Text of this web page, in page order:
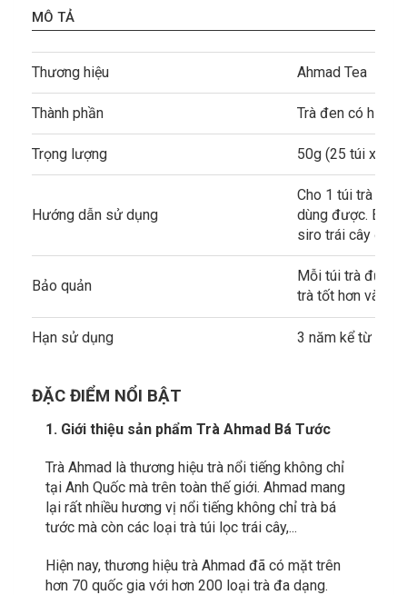
MÔ TẢ
Thương hiệu Ahmad Tea
Thành phần Trà đen có
Trọng lượng 50g (25 túi x2g)
Hướng dẫn sử dụng
Cho 1 túi trà vào
dùng được. Bạn
siro trái cây để
Bảo quản
Mỗi túi trà được
trà tốt hơn và giữ
Hạn sử dụng 3 năm kể từ
ĐẶC ĐIỂM NỔI BẬT
1. Giới thiệu sản phẩm Trà Ahmad Bá Tước
Trà Ahmad là thương hiệu trà nổi tiếng không chỉ
tại Anh Quốc mà trên toàn thế giới. Ahmad mang
lại rất nhiều hương vị nổi tiếng không chỉ trà bá
tước mà còn các loại trà túi lọc trái cây,...
Hiện nay, thương hiệu trà Ahmad đã có mặt trên
hơn 70 quốc gia với hơn 200 loại trà đa dạng.